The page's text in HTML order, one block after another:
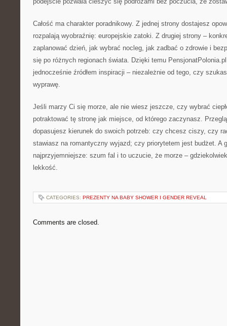
Całość ma charakter poradnikowy. Z jednej strony dostajesz
rozpalają wyobraźnię: europejskie zatoki. Z drugiej strony –
zaplanować dzień, jak wybrać nocleg, jak zadbać o zdrowie i
się po różnych regionach świata. Dzięki temu
jednocześnie źródłem inspiracji – niezależnie od tego, czy
wyprawę.
Jeśli marzy Ci się morze, ale nie wiesz jeszcze, czy wybrać
potraktować tę stronę jak miejsce, od którego zaczynasz.
dopasujesz kierunek do swoich potrzeb: czy chcesz ciszy, czy
stawiasz na romantyczny wyjazd; czy priorytetem jest budżet. A
najprzyjemniejsze: szum fal i to uczucie, że morze –
lekkość.
CATEGORIES: PREZENTY NA BABY SHOWER I GENDER REVEAL
Comments are closed.